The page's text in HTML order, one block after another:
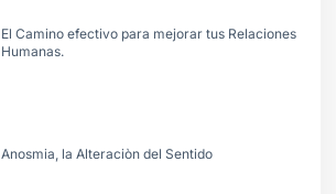
El Camino efectivo para mejorar tus Relaciones
Humanas.
Anosmia, la Alteraciòn del Sentido